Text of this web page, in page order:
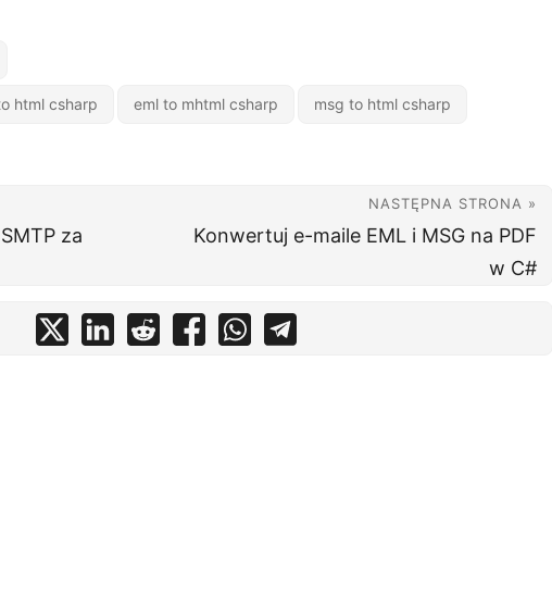
html csharp eml to mhtml csharp msg to html csharp
za
NASTĘPNA STRONA »
Konwertuj e-maile EML i MSG na PDF
w C#